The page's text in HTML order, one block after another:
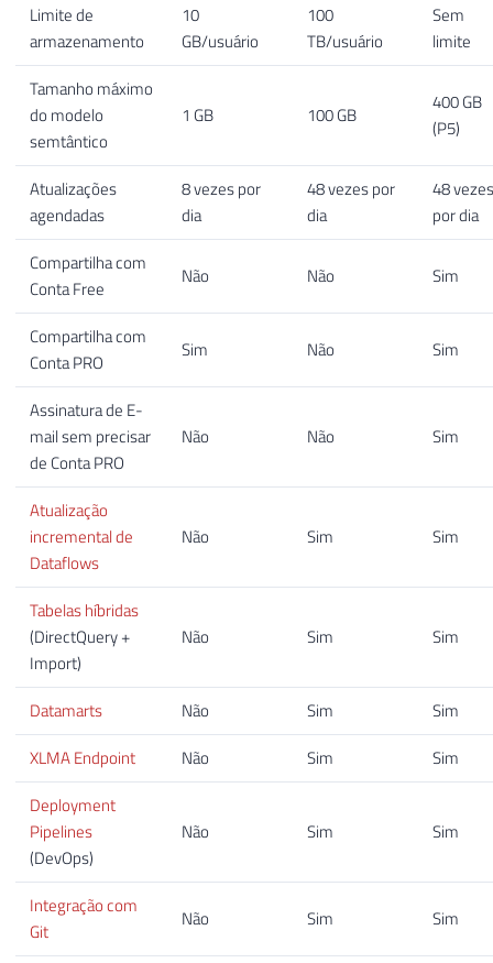
Limite de
armazenamento
10
GB/usuário
100
TB/usuário
Sem
limite
Tamanho máximo
do modelo
semtântico
1 GB 100 GB
400 GB
(P5)
Atualizações
agendadas
8 vezes por
dia
48 vezes por
dia
48 vezes
por dia
Compartilha com
Conta Free
Não Não Sim
Compartilha com
Conta PRO
Sim Não Sim
Assinatura de E-
mail sem precisar
de Conta PRO
Não Não Sim
Atualização
incremental de
Dataflows
Não Sim Sim
Tabelas híbridas
(DirectQuery +
Import)
Não Sim Sim
Datamarts Não Sim
Sim
XLMA Endpoint
Não Sim
Sim
Deployment
Pipelines
(DevOps)
Não Sim Sim
Integração com
Git
Não Sim Sim